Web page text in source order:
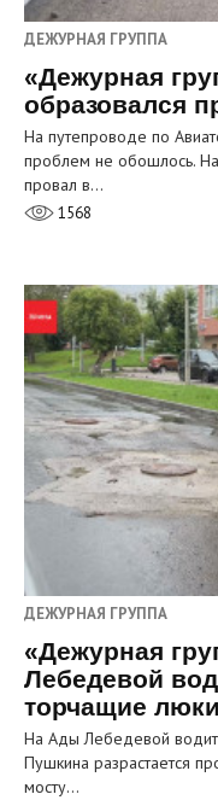
ДЕЖУРНАЯ ГРУППА
«Дежурная
образовался
На путепроводе по
проблем не обошлось.
провал в…
1568
ДЕЖУРНАЯ ГРУППА
«Дежурная
Лебедевой
торчащие люки
На Ады Лебедевой
Пушкина разрастается
мосту…